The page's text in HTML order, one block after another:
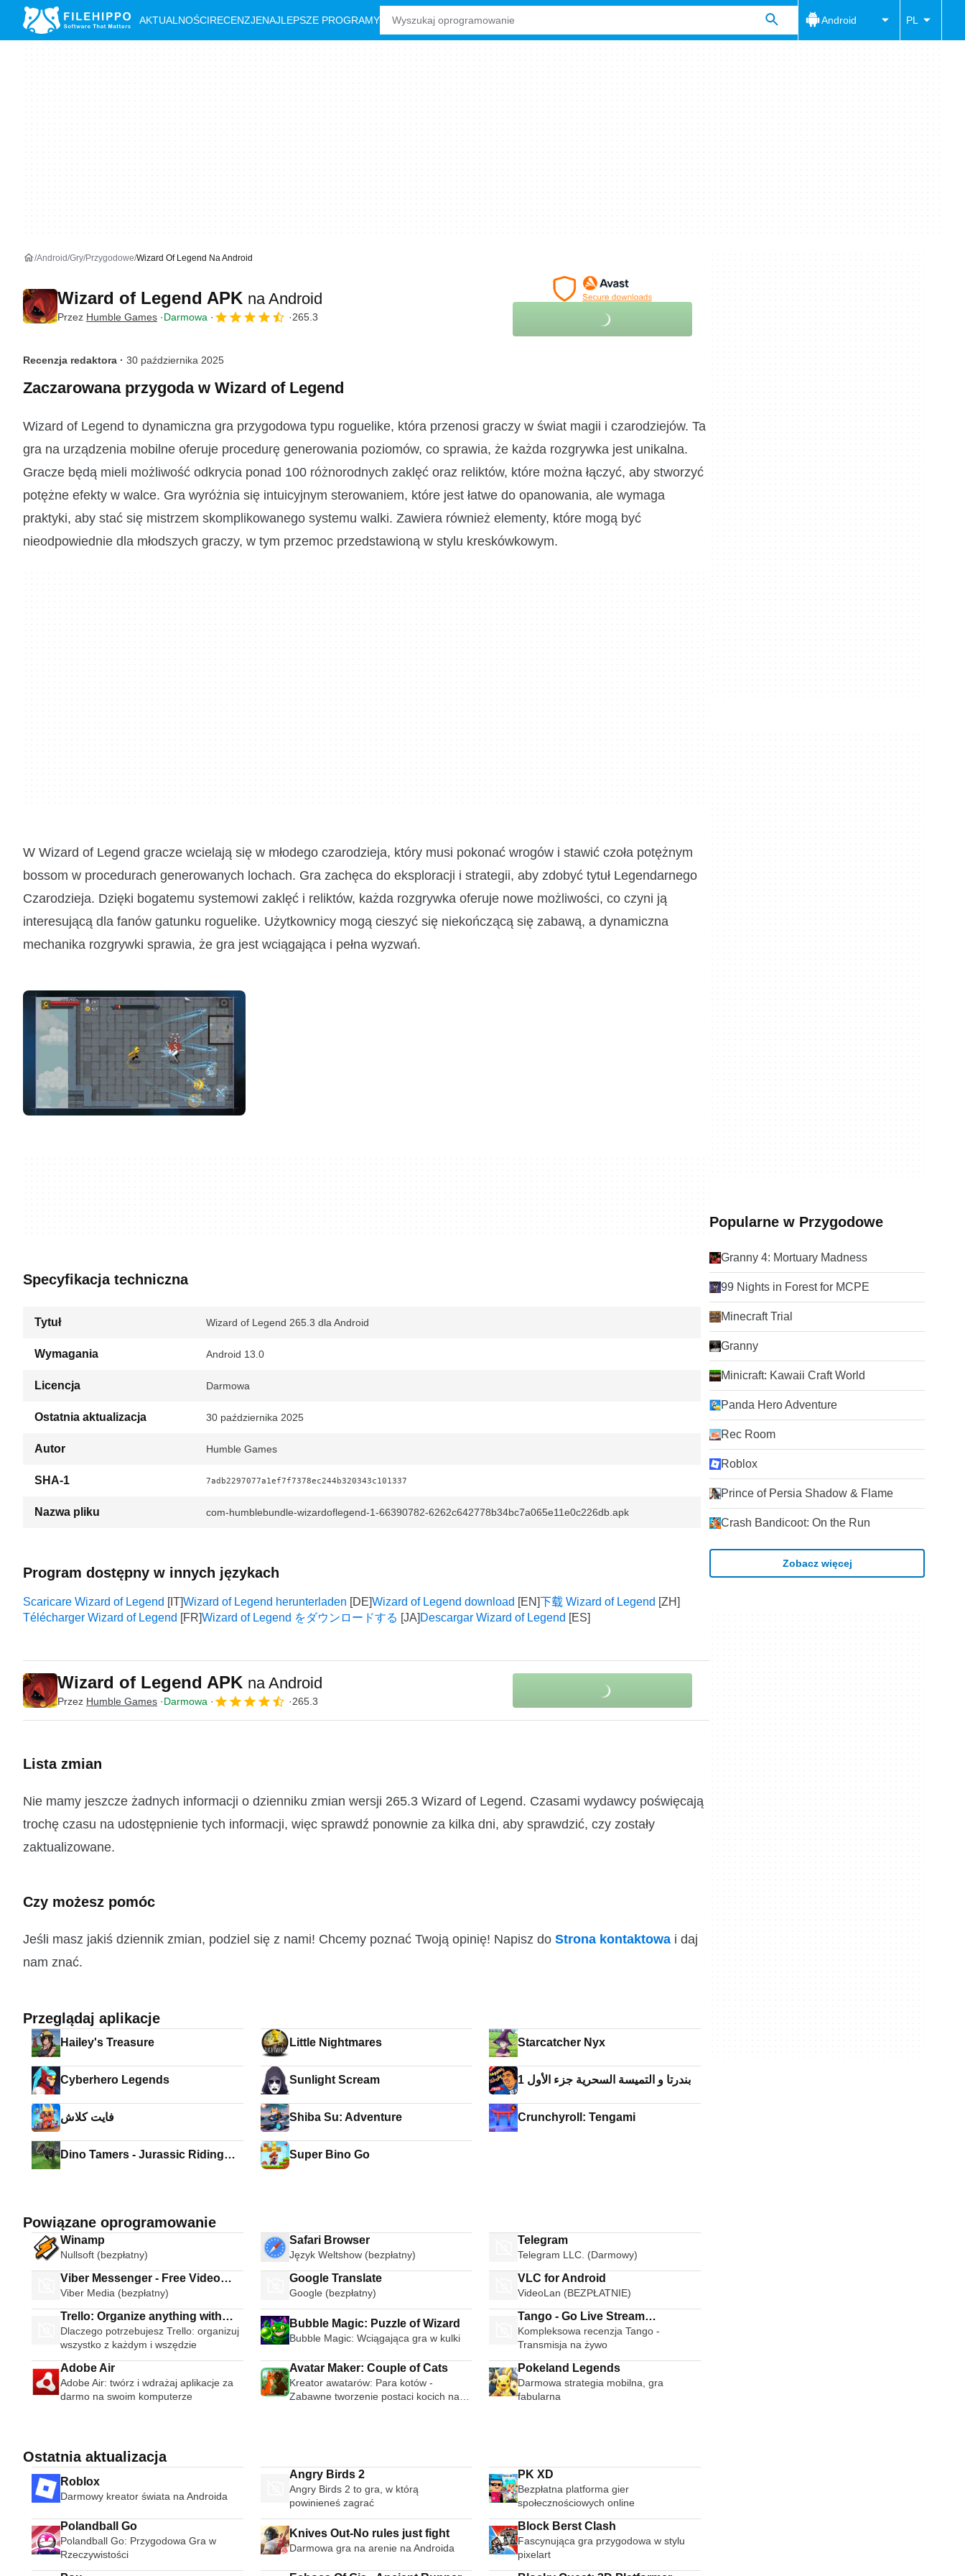
AKTUALNOŚCIRECENZJENAJLEPSZE PROGRAMY Android PL
Android Gry Przygodowe Wizard Of Legend Na Android
Wizard of Legend APK na Android
Przez Humble Games Darmowa 265.3
Recenzja redaktora · 30 października 2025
Zaczarowana przygoda w Wizard of Legend
Wizard of Legend to dynamiczna gra przygodowa typu roguelike, która przenosi graczy w świat magii i czarodziejów. Ta
gra na urządzenia mobilne oferuje procedurę generowania poziomów, co sprawia, że każda rozgrywka jest unikalna.
Gracze będą mieli możliwość odkrycia ponad 100 różnorodnych zaklęć oraz reliktów, które można łączyć, aby stworzyć
potężne efekty w walce. Gra wyróżnia się intuicyjnym sterowaniem, które jest łatwe do opanowania, ale wymaga
praktyki, aby stać się mistrzem skomplikowanego systemu walki. Zawiera również elementy, które mogą być
nieodpowiednie dla młodszych graczy, w tym przemoc przedstawioną w stylu kreskówkowym.
W Wizard of Legend gracze wcielają się w młodego czarodzieja, który musi pokonać wrogów i stawić czoła potężnym
bossom w procedurach generowanych lochach. Gra zachęca do eksploracji i strategii, aby zdobyć tytuł Legendarnego
Czarodzieja. Dzięki bogatemu systemowi zaklęć i reliktów, każda rozgrywka oferuje nowe możliwości, co czyni ją
interesującą dla fanów gatunku roguelike. Użytkownicy mogą cieszyć się niekończącą się zabawą, a dynamiczna
mechanika rozgrywki sprawia, że gra jest wciągająca i pełna wyzwań.
Specyfikacja techniczna
Tytuł Wizard of Legend 265.3 dla Android
Wymagania Android 13.0
Licencja Darmowa
Ostatnia aktualizacja 30 października 2025
Autor Humble Games
SHA-1 7adb2297077a1ef7f7378ec244b320343c101337
Nazwa pliku com-humblebundle-wizardoflegend-1-66390782-6262c642778b34bc7a065e11e0c226db.apk
Program dostępny w innych językach
Scaricare Wizard of Legend Wizard of Legend herunterladen Wizard of Legend download
下载 Wizard of Legend
Télécharger Wizard of Legend
Wizard of Legend をダウンロードする Descargar Wizard of Legend
Wizard of Legend APK na Android
Przez Humble Games Darmowa 265.3
Lista zmian
Nie mamy jeszcze żadnych informacji o dzienniku zmian wersji 265.3 Wizard of Legend. Czasami wydawcy poświęcają
trochę czasu na udostępnienie tych informacji, więc sprawdź ponownie za kilka dni, aby sprawdzić, czy zostały
zaktualizowane.
Czy możesz pomóc
Jeśli masz jakiś dziennik zmian, podziel się z nami! Chcemy poznać Twoją opinię! Napisz do Strona kontaktowa i daj
nam znać.
Przeglądaj aplikacje
Hailey's Treasure Little Nightmares Starcatcher Nyx
Cyberhero Legends Sunlight Scream بندرتا و التميسة السحرية جزء الأول 1
فايت كلاش Shiba Su: Adventure Crunchyroll: Tengami
Dino Tamers - Jurassic Riding
Super Bino Go
Powiązane oprogramowanie
Winamp
Nullsoft (bezpłatny)
Safari Browser
Język Weltshow (bezpłatny)
Telegram
Telegram LLC. (Darmowy)
Viber Messenger - Free Video
Calls Group Chats
Viber Media (bezpłatny)
Google Translate
Google (bezpłatny)
VLC for Android
VideoLan (BEZPŁATNIE)
Trello: Organize anything with
anyone anywhere
Dlaczego potrzebujesz Trello: organizuj
wszystko z każdym i wszędzie
Bubble Magic: Puzzle of Wizard
Bubble Magic: Wciągająca gra w kulki
Tango - Go Live Stream
Broadcast Live Video Chat
Kompleksowa recenzja Tango -
Transmisja na żywo
Adobe Air
Adobe Air: twórz i wdrażaj aplikacje za
darmo na swoim komputerze
Avatar Maker: Couple of Cats
Kreator awatarów: Para kotów -
Zabawne tworzenie postaci kocich na
Pokeland Legends
Darmowa strategia mobilna, gra
fabularna
Ostatnia aktualizacja
Roblox
Darmowy kreator świata na Androida
Angry Birds 2
Angry Birds 2 to gra, w którą
powinieneś zagrać
PK XD
Bezpłatna platforma gier
społecznościowych online
Polandball Go
Polandball Go: Przygodowa Gra w
Rzeczywistości
Knives Out-No rules just fight
Darmowa gra na arenie na Androida
Block Berst Clash
Fascynująca gra przygodowa w stylu
pixelart
Popularne w Przygodowe
Granny 4: Mortuary Madness
99 Nights in Forest for MCPE
Minecraft Trial
Granny
Minicraft: Kawaii Craft World
Panda Hero Adventure
Rec Room
Roblox
Prince of Persia Shadow & Flame
Crash Bandicoot: On the Run
Zobacz więcej